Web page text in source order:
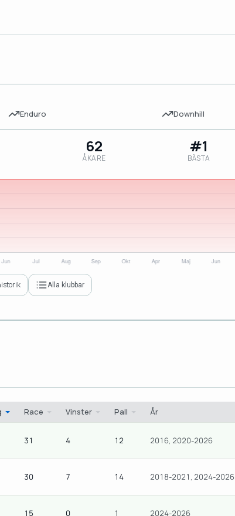
Enduro Downhill
62
ÅKARE
#1
BÄSTA
Alla klubbar
Race Vinster Pall År
31 4 12 2016, 2020-2026
30 7 14 2018-2021, 2024-2026
15 0 1 2024-2026